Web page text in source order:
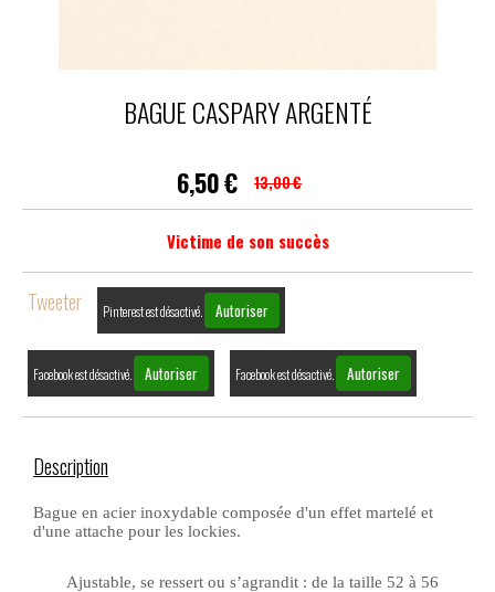
BAGUE CASPARY ARGENTÉ
6,50€ 13,00€
Victime de son succès
Tweeter Pinterest est désactivé. Autoriser
Facebook est désactivé. Autoriser Facebook est désactivé. Autoriser
Description
Bague en acier inoxydable composée d'un effet martelé et
d'une attache pour les lockies.
Ajustable, se ressert ou s’agrandit : de la taille 52 à 56